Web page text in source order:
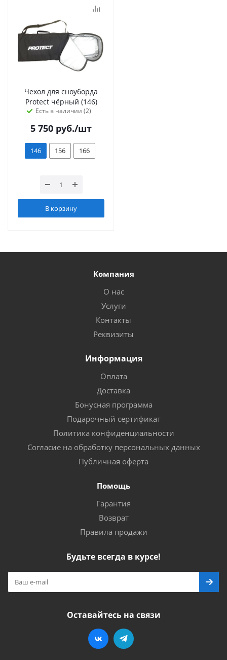
Чехол для сноуборда
Protect чёрный (146)
Есть в наличии (2)
5 750 руб./шт
146 156 166
В корзину
Компания
О нас
Услуги
Контакты
Реквизиты
Информация
Оплата
Доставка
Бонусная программа
Подарочный сертификат
Политика конфиденциальности
Согласие на обработку персональных данных
Публичная оферта
Помощь
Гарантия
Возврат
Правила продажи
Будьте всегда в курсе!
Оставайтесь на связи